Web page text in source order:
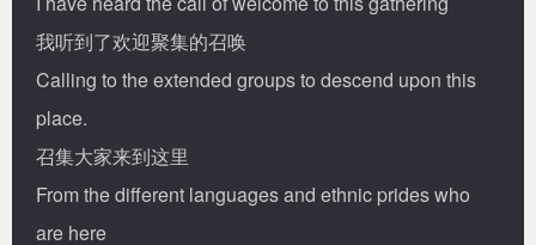
我听到了欢迎聚集的召唤
Calling to the extended groups to descend upon this
place.
召集大家来到这里
From the different languages and ethnic prides who
are here